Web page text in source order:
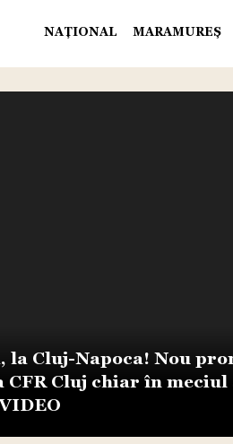
NAŢIONAL MARAMUREŞ
Cluj-Napoca! Nou
CFR Cluj chiar în